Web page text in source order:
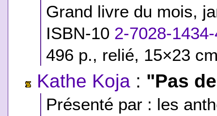
Grand livre du mois,
ISBN-10 2-7028-
496 p., relié, 15×23
Kathe Koja : "Pas
Présenté par : les